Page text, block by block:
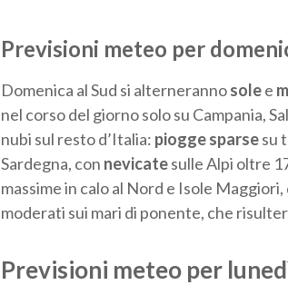
Previsioni meteo per
Domenica al Sud si alternerannosolee
nel corso del giorno solo su Campania,
nubi sul resto d’Italia: piogge sparsesu
Sardegna, con nevicatesulle Alpi oltre
massime in calo al Nord e Isole
moderati sui mari di ponente, che
Previsioni meteo per